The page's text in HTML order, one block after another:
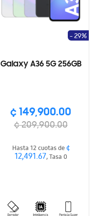
Galaxy A36 5G 256GB
¢ 149,900.00
¢ 209,900.00
- 29%
Hasta 12 cuotas de¢
12,491.67, Tasa 0